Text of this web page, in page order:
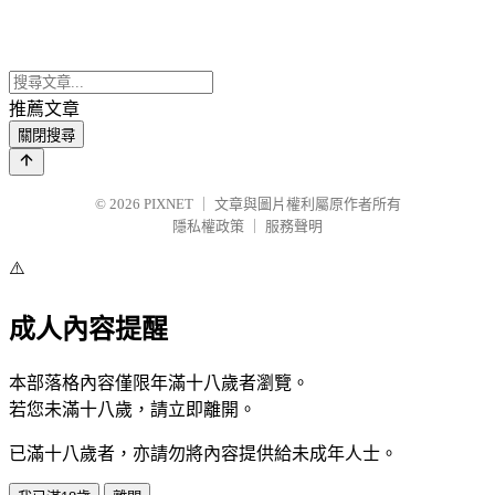
推薦文章
關閉搜尋
© 2026 PIXNET
文章與圖片權利屬原作者所有
隱私權政策
服務聲明
⚠️
成人內容提醒
本部落格內容僅限年滿十八歲者瀏覽。
若您未滿十八歲，請立即離開。
已滿十八歲者，亦請勿將內容提供給未成年人士。